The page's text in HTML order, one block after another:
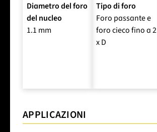
Diametro del foro
del nucleo
1.1 mm
Tipo di foro
Foro passante e
foro cieco fino a 2
x D
APPLICAZIONI